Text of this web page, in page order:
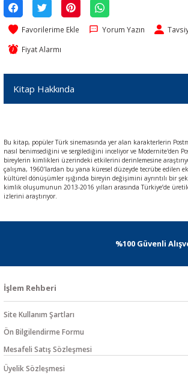
Yorum Yazın
Fiyat Alarmı
Kitap Hakkında
Bu kitap, popüler Türk sinemasında yer alan karakterlerin
nasıl benimsediğini ve sergilediğini inceliyor ve Modernite'den
bireylerin kimlikleri üzerindeki etkilerini derinlemesine
çalışma, 1960’lardan bu yana küresel düzeyde tecrübe edilen
kültürel dönüşümler ışığında bireyin değişimini ayrıntılı bir
kimlik oluşumunun 2013-2016 yılları arasında Türkiye’de
izlerini araştırıyor.
%100 Güvenli
İşlem Rehberi
Site Kullanım Şartları
Ön Bilgilendirme Formu
Mesafeli Satış Sözleşmesi
Üyelik Sözleşmesi